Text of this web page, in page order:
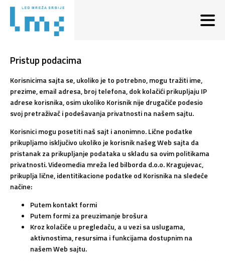
Pristup podacima
Korisnicima sajta se, ukoliko je to potrebno, mogu tražiti ime,
prezime, email adresa, broj telefona, dok kolačići prikupljaju IP
adrese korisnika, osim ukoliko Korisnik nije drugačiće podesio
svoj pretraživač i podešavanja privatnosti na našem sajtu.
Korisnici mogu posetiti naš sajt i anonimno. Lične podatke
prikupljamo isključivo ukoliko je korisnik našeg Web sajta da
pristanak za prikupljanje podataka u skladu sa ovim politikama
privatnosti. Videomedia mreža led bilborda d.o.o. Kragujevac,
prikuplja lične, identitikacione podatke od Korisnika na sledeće
načine:
Putem kontakt formi
Putem formi za preuzimanje brošura
Kroz kolačiće u pregledaču, a u vezi sa uslugama,
aktivnostima, resursima i funkcijama dostupnim na
našem Web sajtu.